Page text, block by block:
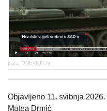
Foto: DNEVNIK.hr
Objavljeno 11. svibnja
Matea Drmić